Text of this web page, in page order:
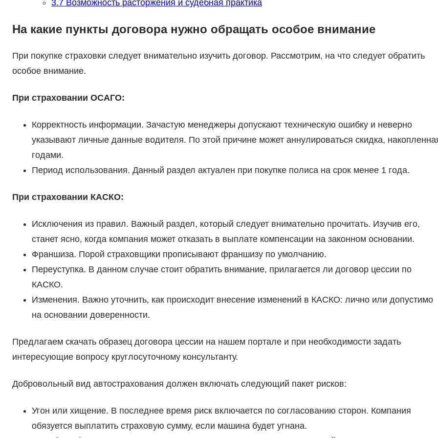
3.7 Возможность расторжения и судебная практика
На какие пункты договора нужно обращать особое внимание
При покупке страховки следует внимательно изучить договор. Рассмотрим, на что следует обратить
особое внимание.
При страховании ОСАГО:
Корректность информации. Зачастую менеджеры допускают техническую ошибку и неверно
указывают личные данные водителя. По этой причине может аннулироваться скидка,
годами.
Период использования. Данный раздел актуален при покупке полиса на срок менее 1 года.
При страховании КАСКО:
Исключения из правил. Важный раздел, который следует внимательно прочитать. Изучив его,
станет ясно, когда компания может отказать в выплате компенсации на законном основании.
Франшиза. Порой страховщики прописывают франшизу по умолчанию.
Переуступка. В данном случае стоит обратить внимание, прилагается ли договор цессии по
КАСКО.
Изменения. Важно уточнить, как происходит внесение изменений в КАСКО: лично или допустимо
на основании доверенности.
Предлагаем скачать образец договора цессии на нашем портале и при необходимости задать
интересующие вопросу круглосуточному консультанту.
Добровольный вид автострахования должен включать следующий пакет рисков:
Угон или хищение. В последнее время риск включается по согласованию сторон. Компания
обязуется выплатить страховую сумму, если машина будет угнана.